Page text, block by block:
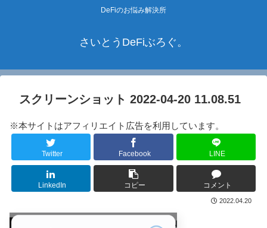
DeFiのお悩み解決所
さいとうDeFiぶろぐ。
スクリーンショット 2022-04-20 11.08.51
※本サイトはアフィリエイト広告を利用しています。
Twitter Facebook LINE
LinkedIn コピー コメント
2022.04.20